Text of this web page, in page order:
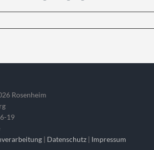
Rosenheim
19
| Datenschutz | Impressum